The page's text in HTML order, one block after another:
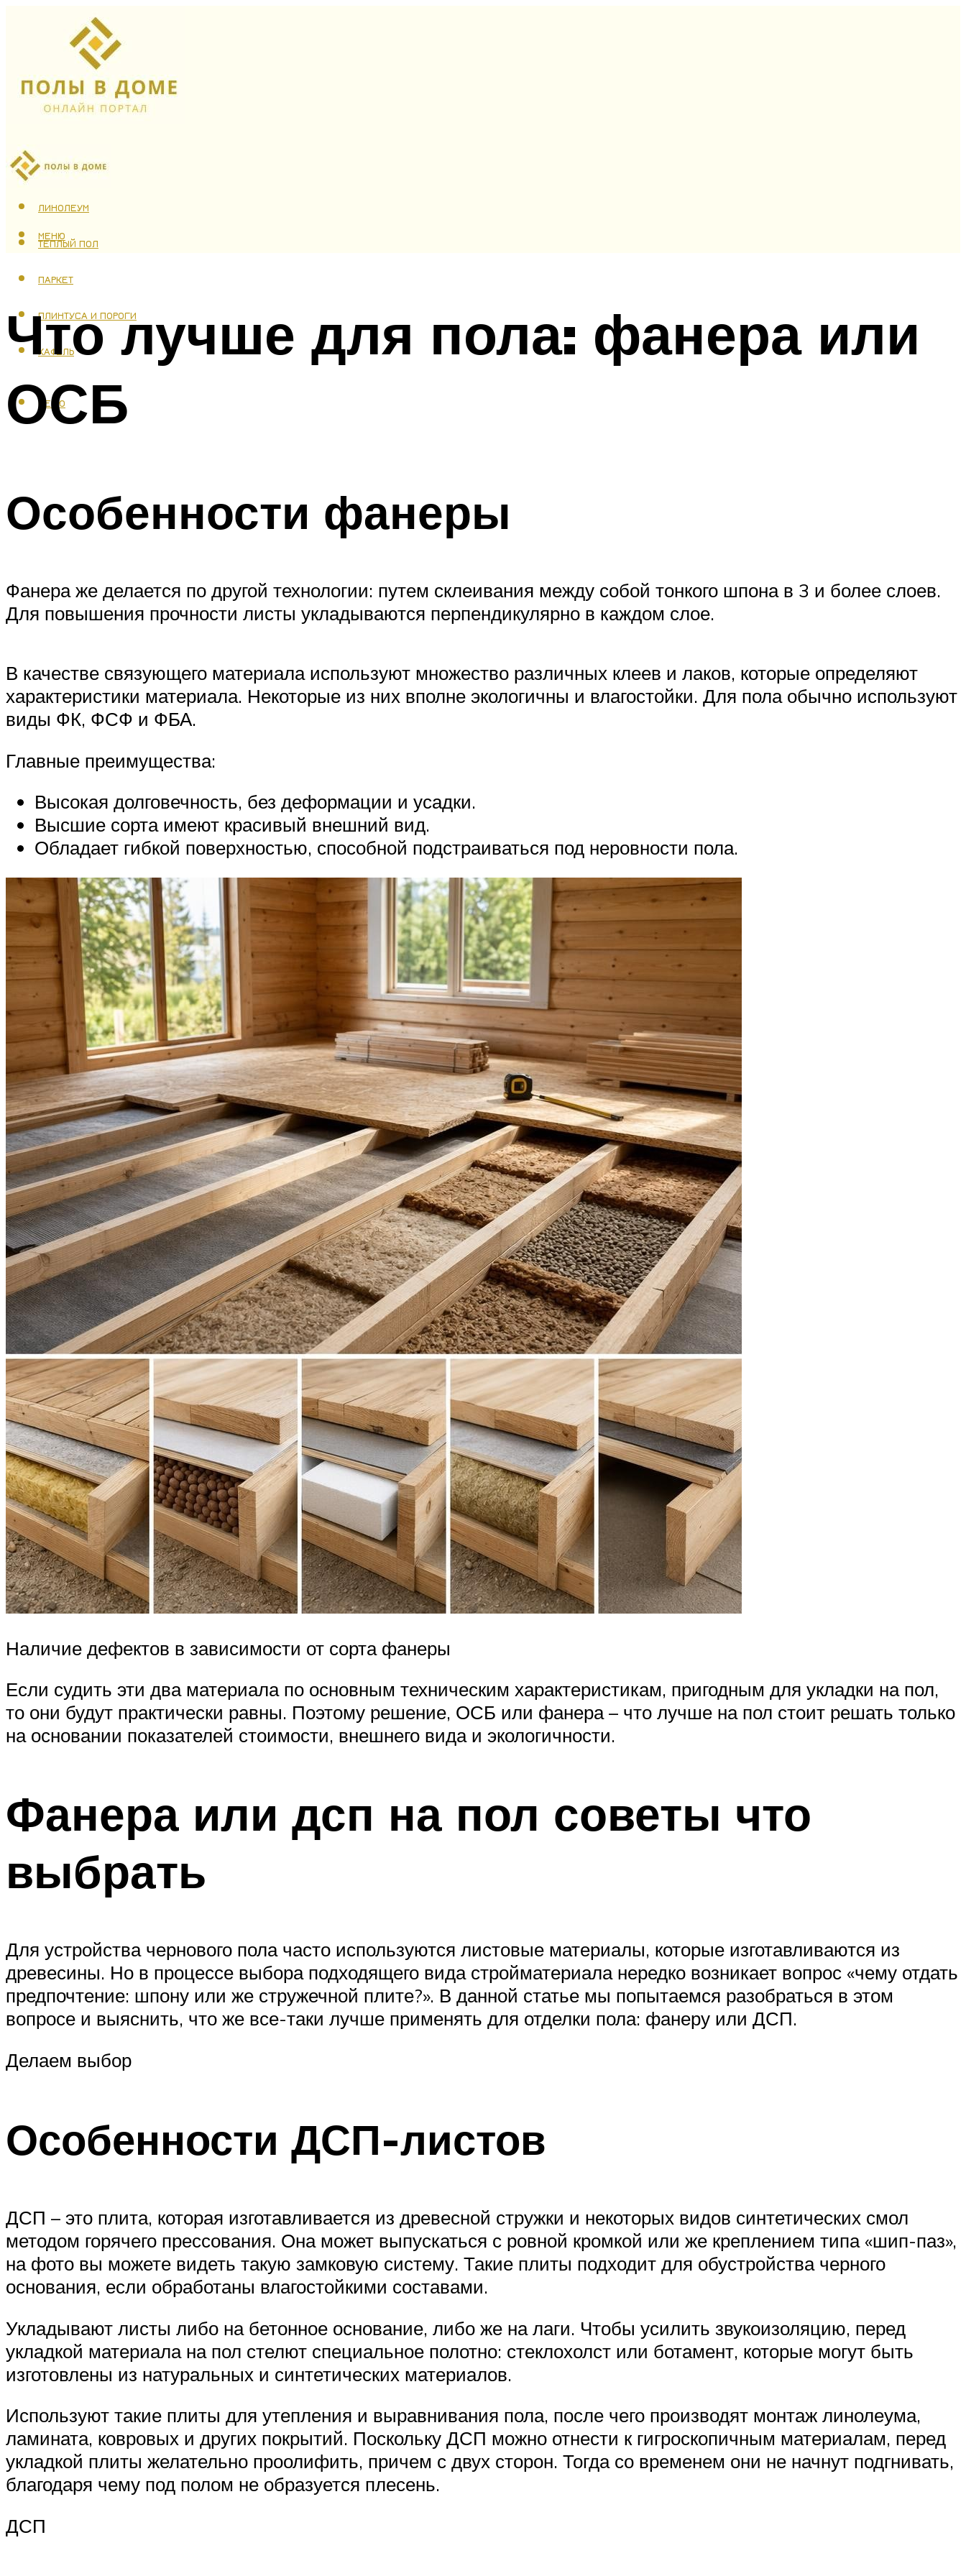
ЛАМИНАТ
ЛИНОЛЕУМ
ТЕПЛЫЙ ПОЛ
ПАРКЕТ
ПЛИНТУСА И ПОРОГИ
КАФЕЛЬ
МЕНЮ
МЕНЮ
Что лучше для пола: фанера или
ОСБ
Особенности фанеры
Фанера же делается по другой технологии: путем склеивания между собой тонкого шпона в 3 и более слоев.
Для повышения прочности листы укладываются перпендикулярно в каждом слое.
В качестве связующего материала используют множество различных клеев и лаков, которые определяют
характеристики материала. Некоторые из них вполне экологичны и влагостойки. Для пола обычно используют
виды ФК, ФСФ и ФБА.
Главные преимущества:
Высокая долговечность, без деформации и усадки.
Высшие сорта имеют красивый внешний вид.
Обладает гибкой поверхностью, способной подстраиваться под неровности пола.
Наличие дефектов в зависимости от сорта фанеры
Если судить эти два материала по основным техническим характеристикам, пригодным для укладки на пол,
то они будут практически равны. Поэтому решение, ОСБ или фанера – что лучше на пол стоит решать только
на основании показателей стоимости, внешнего вида и экологичности.
Фанера или дсп на пол советы что
выбрать
Для устройства чернового пола часто используются листовые материалы, которые изготавливаются из
древесины. Но в процессе выбора подходящего вида стройматериала нередко возникает вопрос «чему отдать
предпочтение: шпону или же стружечной плите?». В данной статье мы попытаемся разобраться в этом
вопросе и выяснить, что же все-таки лучше применять для отделки пола: фанеру или ДСП.
Делаем выбор
Особенности ДСП-листов
ДСП – это плита, которая изготавливается из древесной стружки и некоторых видов синтетических смол
методом горячего прессования. Она может выпускаться с ровной кромкой или же креплением типа «шип-паз»,
на фото вы можете видеть такую замковую систему. Такие плиты подходит для обустройства черного
основания, если обработаны влагостойкими составами.
Укладывают листы либо на бетонное основание, либо же на лаги. Чтобы усилить звукоизоляцию, перед
укладкой материала на пол стелют специальное полотно: стеклохолст или ботамент, которые могут быть
изготовлены из натуральных и синтетических материалов.
Используют такие плиты для утепления и выравнивания пола, после чего производят монтаж линолеума,
ламината, ковровых и других покрытий. Поскольку ДСП можно отнести к гигроскопичным материалам, перед
укладкой плиты желательно проолифить, причем с двух сторон. Тогда со временем они не начнут подгнивать,
благодаря чему под полом не образуется плесень.
ДСП